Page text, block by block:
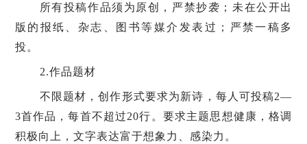
所有投稿作品须为原创，严禁抄袭；未在公开出
版的报纸、杂志、图书等媒介发表过；严禁一稿多
投。
2.作品题材
不限题材，创作形式要求为新诗，每人可投稿2—
3首作品，每首不超过20行。要求主题思想健康，格调
积极向上，文字表达富于想象力、感染力。